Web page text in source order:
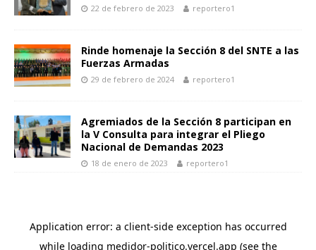
22 de febrero de 2023 reportero1
Rinde homenaje la Sección 8 del SNTE a las
Fuerzas Armadas
29 de febrero de 2024 reportero1
Agremiados de la Sección 8 participan en
la V Consulta para integrar el Pliego
Nacional de Demandas 2023
18 de enero de 2023 reportero1